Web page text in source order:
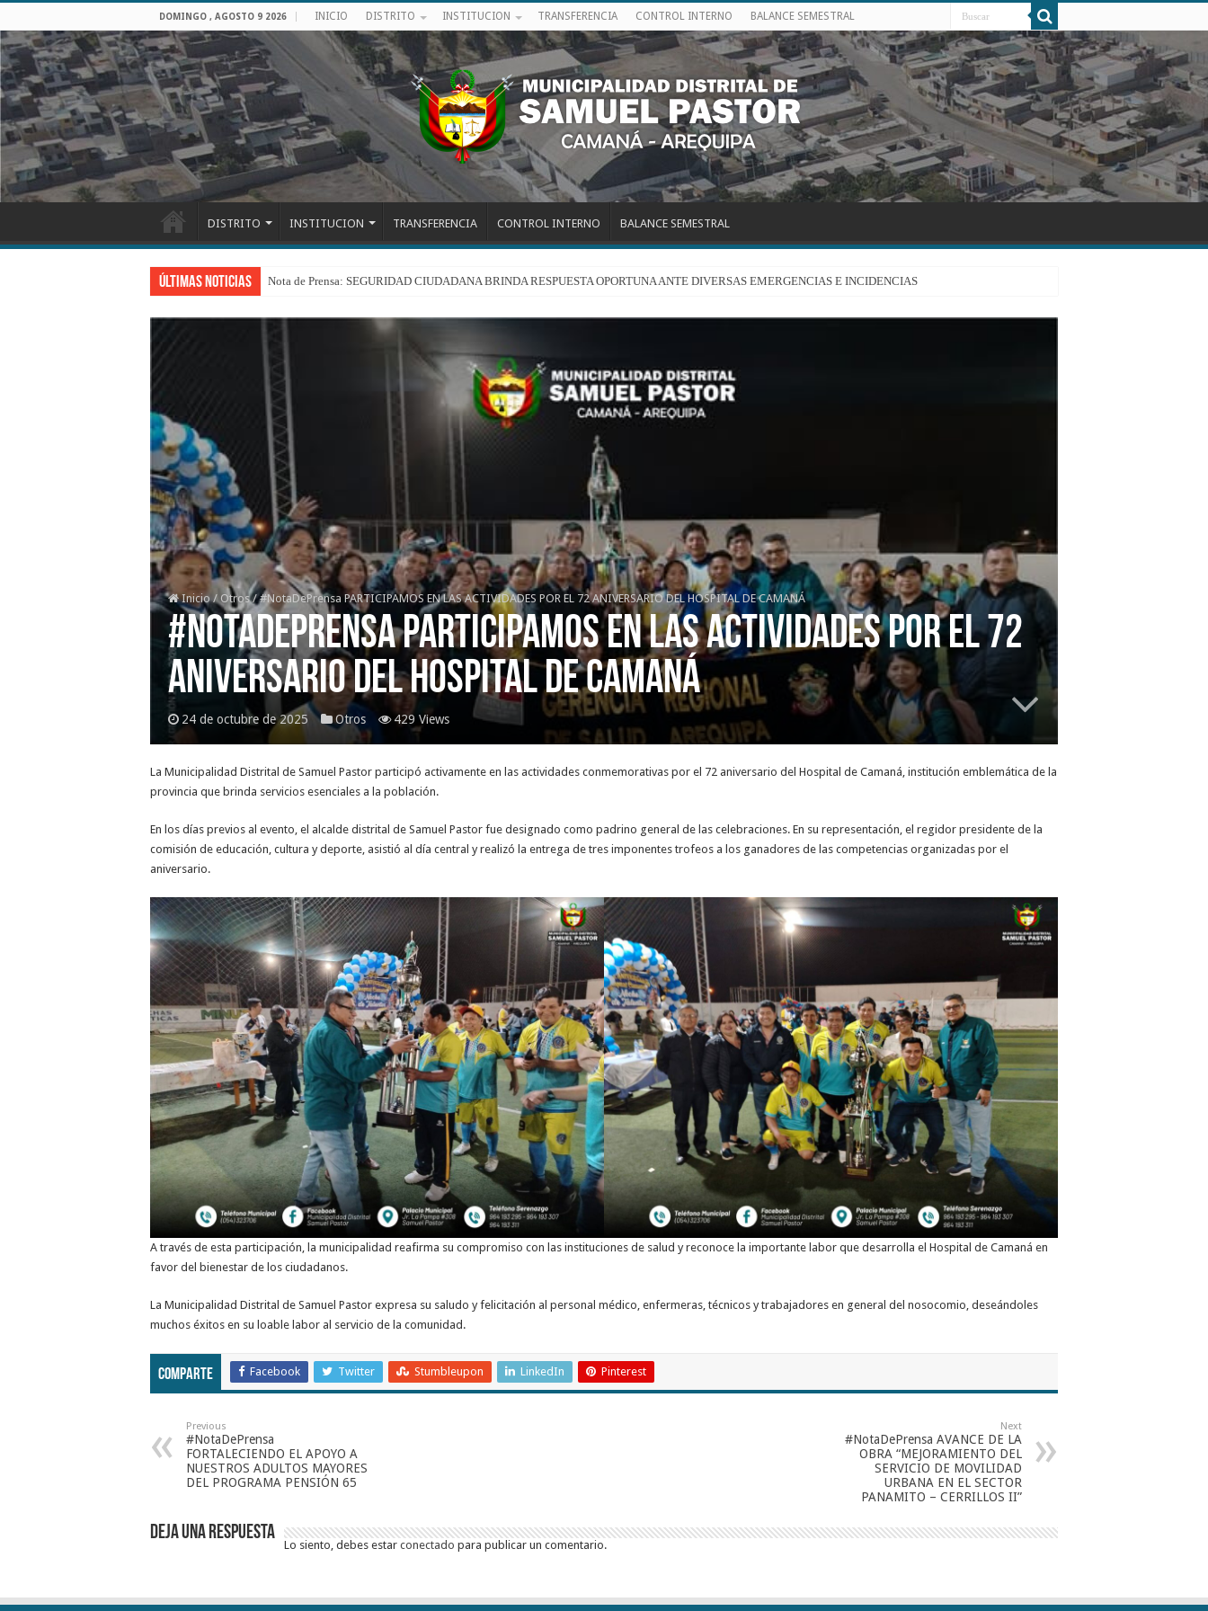
DOMINGO , AGOSTO 9 2026 INICIO DISTRITO INSTITUCION TRANSFERENCIA CONTROL INTERNO BALANCE SEMESTRAL
DISTRITO INSTITUCION TRANSFERENCIA CONTROL INTERNO BALANCE SEMESTRAL
Últimas Noticias Nota de Prensa: SEGURIDAD CIUDADANA BRINDA RESPUESTA OPORTUNA ANTE DIVERSAS EMERGENCIAS E INCIDENCIAS
Inicio / Otros / #NotaDePrensa PARTICIPAMOS EN LAS ACTIVIDADES POR EL 72 ANIVERSARIO DEL HOSPITAL DE CAMANÁ
#NotaDePrensa PARTICIPAMOS EN LAS ACTIVIDADES POR EL 72
ANIVERSARIO DEL HOSPITAL DE CAMANÁ
24 de octubre de 2025 Otros 429 Views
La Municipalidad Distrital de Samuel Pastor participó activamente en las actividades conmemorativas por el 72 aniversario del Hospital de Camaná, institución emblemática de la
provincia que brinda servicios esenciales a la población.
En los días previos al evento, el alcalde distrital de Samuel Pastor fue designado como padrino general de las celebraciones. En su representación, el regidor presidente de la
comisión de educación, cultura y deporte, asistió al día central y realizó la entrega de tres imponentes trofeos a los ganadores de las competencias organizadas por el
aniversario.
A través de esta participación, la municipalidad reafirma su compromiso con las instituciones de salud y reconoce la importante labor que desarrolla el Hospital de Camaná en
favor del bienestar de los ciudadanos.
La Municipalidad Distrital de Samuel Pastor expresa su saludo y felicitación al personal médico, enfermeras, técnicos y trabajadores en general del nosocomio, deseándoles
muchos éxitos en su loable labor al servicio de la comunidad.
Comparte Facebook Twitter Stumbleupon LinkedIn Pinterest
Previous
#NotaDePrensa
FORTALECIENDO EL APOYO A
NUESTROS ADULTOS MAYORES
DEL PROGRAMA PENSIÓN 65
Next
#NotaDePrensa AVANCE DE LA
OBRA “MEJORAMIENTO DEL
SERVICIO DE MOVILIDAD
URBANA EN EL SECTOR
PANAMITO – CERRILLOS II”
Deja una respuesta
Lo siento, debes estar conectado para publicar un comentario.